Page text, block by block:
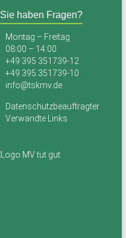
Sie haben Fragen?
Montag – Freitag
08:00 – 14:00
+49 395 351739-12
+49 395 351739-10
info@tskmv.de
Datenschutzbeauftragter
Verwandte Links